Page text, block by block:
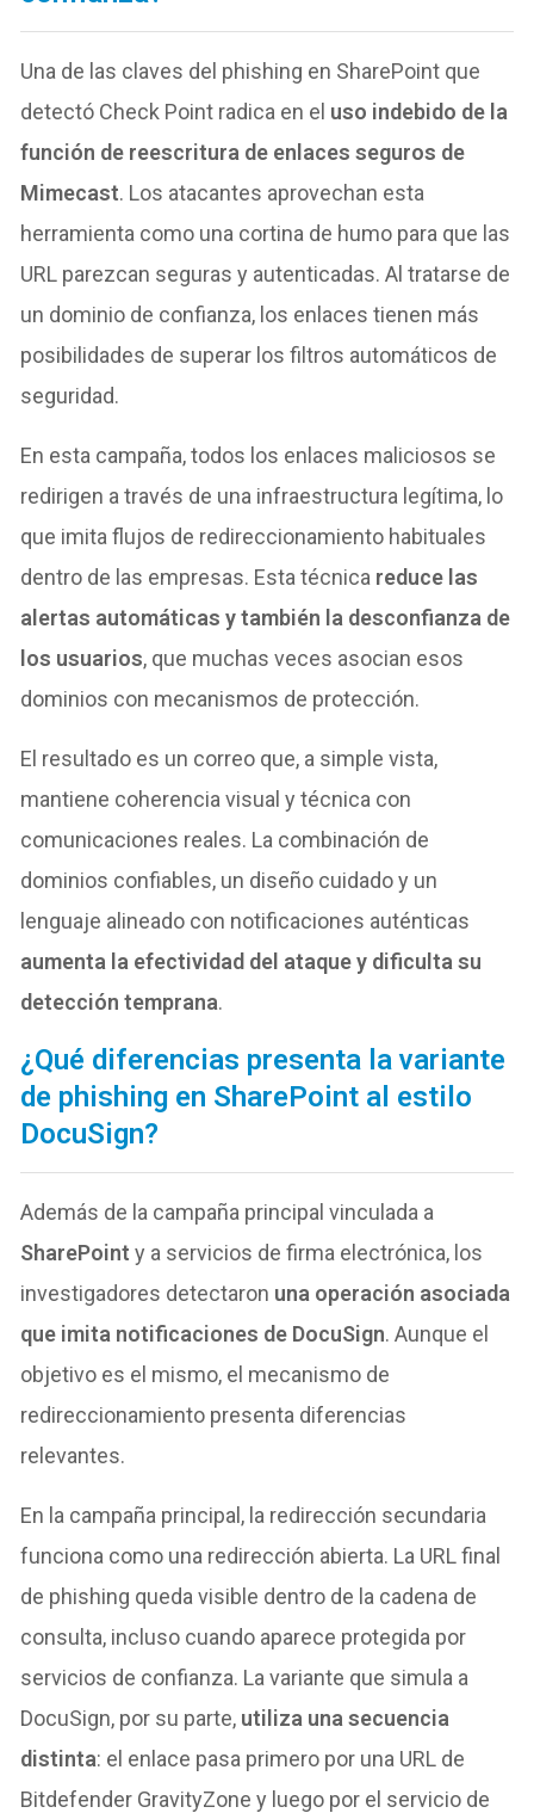
Una de las claves del phishing en SharePoint que
detectó Check Point radica en el uso indebido de la
función de reescritura de enlaces seguros de
Mimecast. Los atacantes aprovechan esta
herramienta como una cortina de humo para que las
URL parezcan seguras y autenticadas. Al tratarse de
un dominio de confianza, los enlaces tienen más
posibilidades de superar los filtros automáticos de
seguridad.
En esta campaña, todos los enlaces maliciosos se
redirigen a través de una infraestructura legítima, lo
que imita flujos de redireccionamiento habituales
dentro de las empresas. Esta técnica reduce las
alertas automáticas y también la desconfianza de
los usuarios, que muchas veces asocian esos
dominios con mecanismos de protección.
El resultado es un correo que, a simple vista,
mantiene coherencia visual y técnica con
comunicaciones reales. La combinación de
dominios confiables, un diseño cuidado y un
lenguaje alineado con notificaciones auténticas
aumenta la efectividad del ataque y dificulta su
detección temprana.
¿Qué diferencias presenta la variante
de phishing en SharePoint al estilo
DocuSign?
Además de la campaña principal vinculada a
SharePointy a servicios de firma electrónica, los
investigadores detectaron una operación asociada
que imita notificaciones de DocuSign. Aunque el
objetivo es el mismo, el mecanismo de
redireccionamiento presenta diferencias
relevantes.
En la campaña principal, la redirección secundaria
funciona como una redirección abierta. La URL final
de phishing queda visible dentro de la cadena de
consulta, incluso cuando aparece protegida por
servicios de confianza. La variante que simula a
DocuSign, por su parte, utiliza una secuencia
distinta: el enlace pasa primero por una URL de
Bitdefender GravityZone y luego por el servicio de